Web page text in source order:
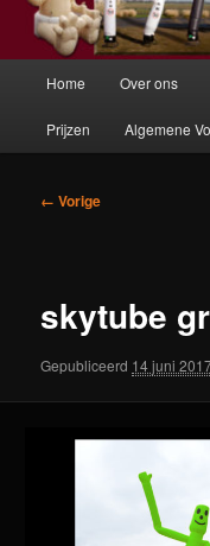
Home Over ons
Prijzen Algemene
Afbeeldingsnavigatie
← Vorige
skytube
Gepubliceerd 14 juni